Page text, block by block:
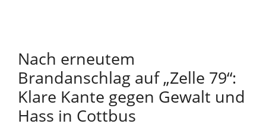
Nach erneutem
Brandanschlag auf „Zelle 79“:
Klare Kante gegen Gewalt und
Hass in Cottbus